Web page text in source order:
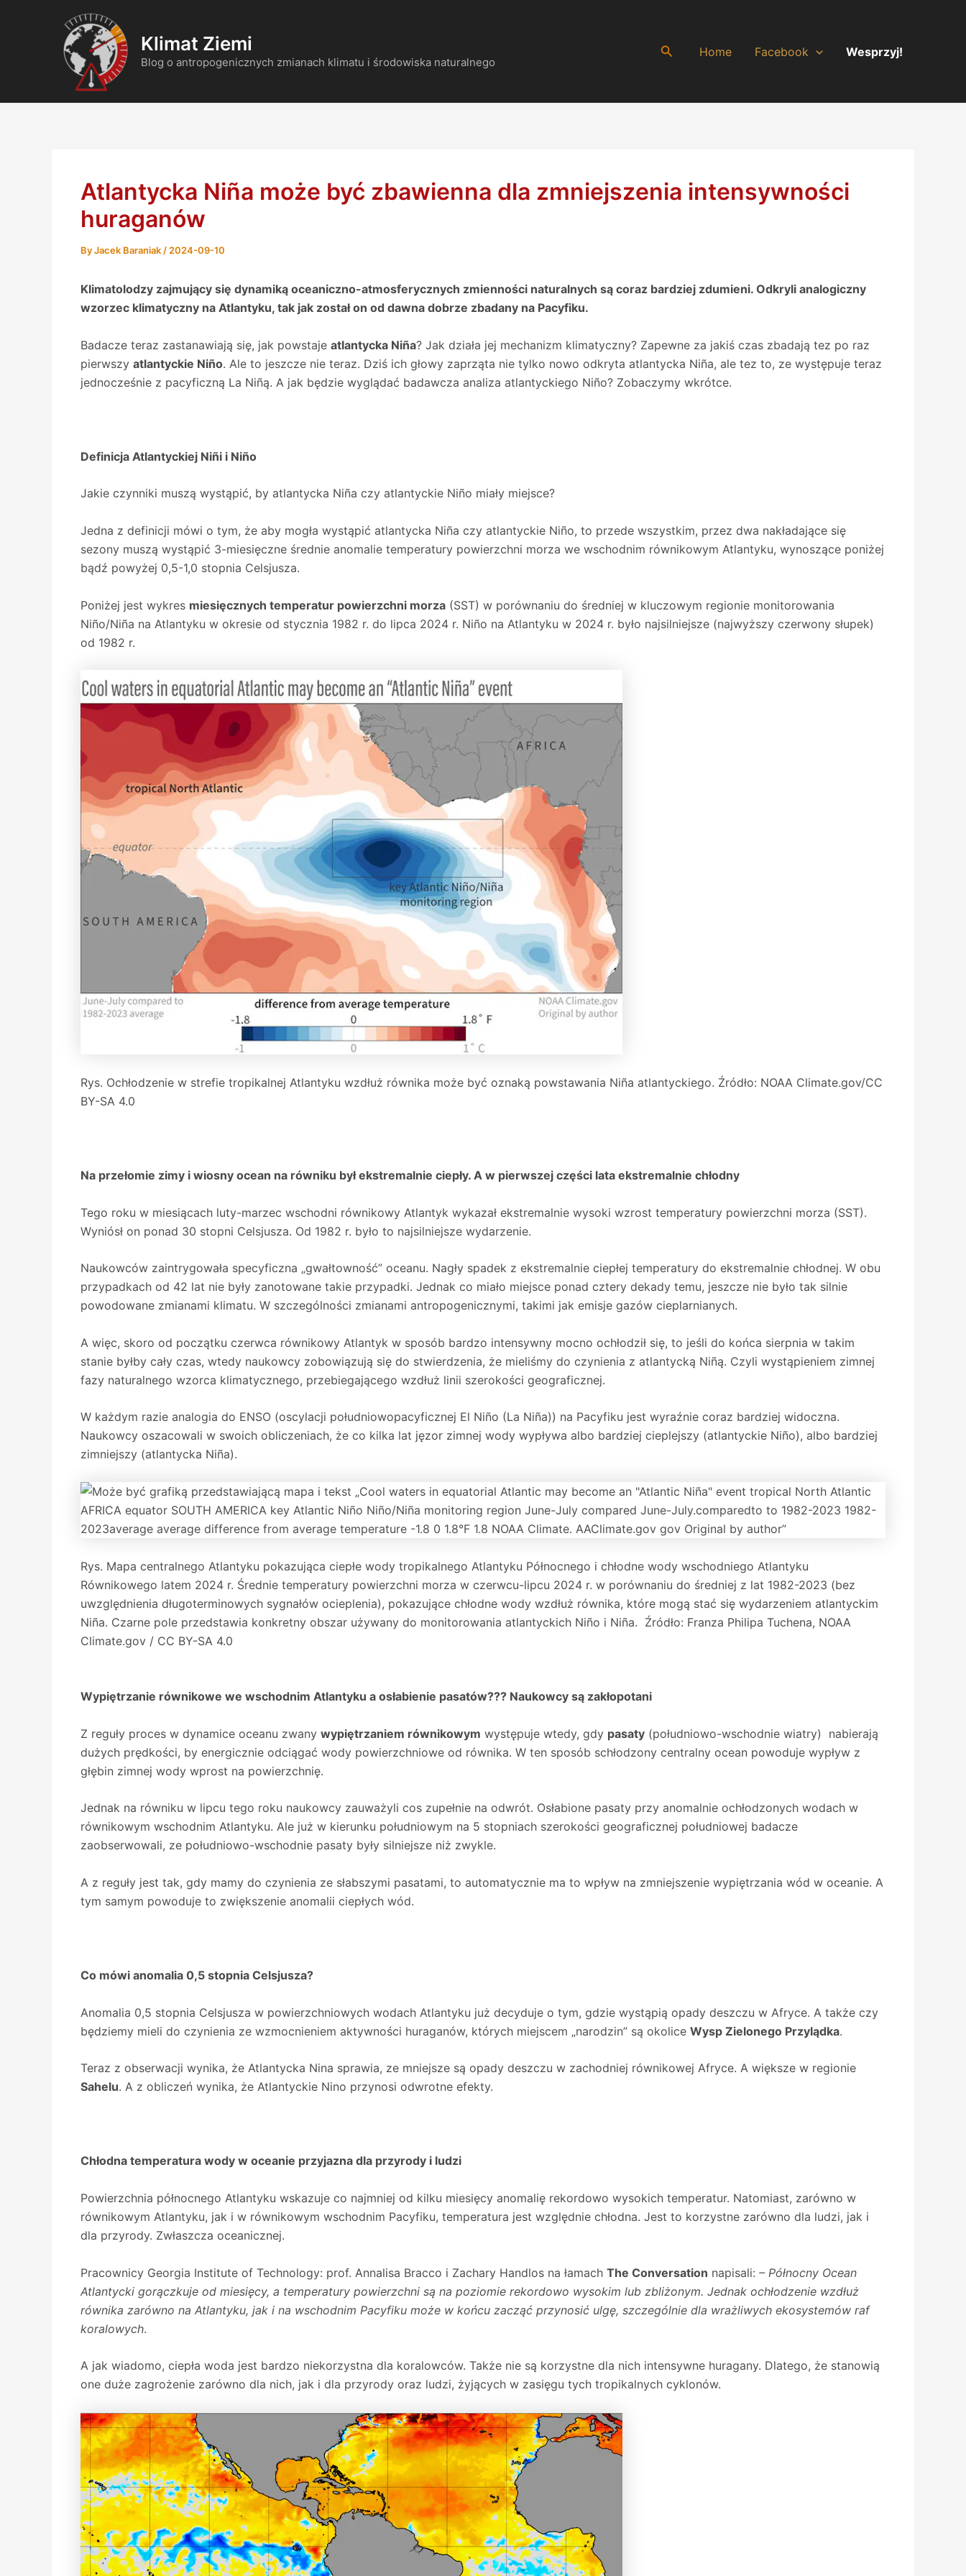
Klimat Ziemi
Blog o antropogenicznych zmianach klimatu i środowiska naturalnego
SearchHome Facebook Wesprzyj!
Atlantycka Niña może być zbawienna dla zmniejszenia intensywności
huraganów
ByJacek Baraniak / 2024-09-10
Klimatolodzy zajmujący się dynamiką oceaniczno-atmosferycznych zmienności naturalnych są coraz bardziej zdumieni. Odkryli analogiczny
wzorzec klimatyczny na Atlantyku, tak jak został on od dawna dobrze zbadany na Pacyfiku.
Badacze teraz zastanawiają się, jak powstaje atlantycka Niña? Jak działa jej mechanizm klimatyczny? Zapewne za jakiś czas zbadają tez po raz
pierwszy atlantyckie Niño. Ale to jeszcze nie teraz. Dziś ich głowy zaprząta nie tylko nowo odkryta atlantycka Niña, ale tez to, ze występuje teraz
jednocześnie z pacyficzną La Niñą. A jak będzie wyglądać badawcza analiza atlantyckiego Niño? Zobaczymy wkrótce.
Definicja Atlantyckiej Niñi i Niño
Jakie czynniki muszą wystąpić, by atlantycka Niña czy atlantyckie Niño miały miejsce?
Jedna z definicji mówi o tym, że aby mogła wystąpić atlantycka Niña czy atlantyckie Niño, to przede wszystkim, przez dwa nakładające się
sezony muszą wystąpić 3-miesięczne średnie anomalie temperatury powierzchni morza we wschodnim równikowym Atlantyku, wynoszące poniżej
bądź powyżej 0,5-1,0 stopnia Celsjusza.
Poniżej jest wykres miesięcznych temperatur powierzchni morza (SST) w porównaniu do średniej w kluczowym regionie monitorowania
Niño/Niña na Atlantyku w okresie od stycznia 1982 r. do lipca 2024 r. Niño na Atlantyku w 2024 r. było najsilniejsze (najwyższy czerwony słupek)
od 1982 r.
Rys. Ochłodzenie w strefie tropikalnej Atlantyku wzdłuż równika może być oznaką powstawania Niña atlantyckiego. Źródło: NOAA Climate.gov/CC
BY-SA 4.0
Na przełomie zimy i wiosny ocean na równiku był ekstremalnie ciepły. A w pierwszej części lata ekstremalnie chłodny
Tego roku w miesiącach luty-marzec wschodni równikowy Atlantyk wykazał ekstremalnie wysoki wzrost temperatury powierzchni morza (SST).
Wyniósł on ponad 30 stopni Celsjusza. Od 1982 r. było to najsilniejsze wydarzenie.
Naukowców zaintrygowała specyficzna „gwałtowność” oceanu. Nagły spadek z ekstremalnie ciepłej temperatury do ekstremalnie chłodnej. W obu
przypadkach od 42 lat nie były zanotowane takie przypadki. Jednak co miało miejsce ponad cztery dekady temu, jeszcze nie było tak silnie
powodowane zmianami klimatu. W szczególności zmianami antropogenicznymi, takimi jak emisje gazów cieplarnianych.
A więc, skoro od początku czerwca równikowy Atlantyk w sposób bardzo intensywny mocno ochłodził się, to jeśli do końca sierpnia w takim
stanie byłby cały czas, wtedy naukowcy zobowiązują się do stwierdzenia, że mieliśmy do czynienia z atlantycką Niñą. Czyli wystąpieniem zimnej
fazy naturalnego wzorca klimatycznego, przebiegającego wzdłuż linii szerokości geograficznej.
W każdym razie analogia do ENSO (oscylacji południowopacyficznej El Niño (La Niña)) na Pacyfiku jest wyraźnie coraz bardziej widoczna.
Naukowcy oszacowali w swoich obliczeniach, że co kilka lat jęzor zimnej wody wypływa albo bardziej cieplejszy (atlantyckie Niño), albo bardziej
zimniejszy (atlantycka Niña).
Rys. Mapa centralnego Atlantyku pokazująca ciepłe wody tropikalnego Atlantyku Północnego i chłodne wody wschodniego Atlantyku
Równikowego latem 2024 r. Średnie temperatury powierzchni morza w czerwcu-lipcu 2024 r. w porównaniu do średniej z lat 1982-2023 (bez
uwzględnienia długoterminowych sygnałów ocieplenia), pokazujące chłodne wody wzdłuż równika, które mogą stać się wydarzeniem atlantyckim
Niña. Czarne pole przedstawia konkretny obszar używany do monitorowania atlantyckich Niño i Niña. Źródło: Franza Philipa Tuchena, NOAA
Climate.gov / CC BY-SA 4.0
Wypiętrzanie równikowe we wschodnim Atlantyku a osłabienie pasatów??? Naukowcy są zakłopotani
Z reguły proces w dynamice oceanu zwany wypiętrzaniem równikowym występuje wtedy, gdy pasaty (południowo-wschodnie wiatry) nabierają
dużych prędkości, by energicznie odciągać wody powierzchniowe od równika. W ten sposób schłodzony centralny ocean powoduje wypływ z
głębin zimnej wody wprost na powierzchnię.
Jednak na równiku w lipcu tego roku naukowcy zauważyli cos zupełnie na odwrót. Osłabione pasaty przy anomalnie ochłodzonych wodach w
równikowym wschodnim Atlantyku. Ale już w kierunku południowym na 5 stopniach szerokości geograficznej południowej badacze
zaobserwowali, ze południowo-wschodnie pasaty były silniejsze niż zwykle.
A z reguły jest tak, gdy mamy do czynienia ze słabszymi pasatami, to automatycznie ma to wpływ na zmniejszenie wypiętrzania wód w oceanie. A
tym samym powoduje to zwiększenie anomalii ciepłych wód.
Co mówi anomalia 0,5 stopnia Celsjusza?
Anomalia 0,5 stopnia Celsjusza w powierzchniowych wodach Atlantyku już decyduje o tym, gdzie wystąpią opady deszczu w Afryce. A także czy
będziemy mieli do czynienia ze wzmocnieniem aktywności huraganów, których miejscem „narodzin” są okolice Wysp Zielonego Przylądka.
Teraz z obserwacji wynika, że Atlantycka Nina sprawia, ze mniejsze są opady deszczu w zachodniej równikowej Afryce. A większe w regionie
Sahelu. A z obliczeń wynika, że Atlantyckie Nino przynosi odwrotne efekty.
Chłodna temperatura wody w oceanie przyjazna dla przyrody i ludzi
Powierzchnia północnego Atlantyku wskazuje co najmniej od kilku miesięcy anomalię rekordowo wysokich temperatur. Natomiast, zarówno w
równikowym Atlantyku, jak i w równikowym wschodnim Pacyfiku, temperatura jest względnie chłodna. Jest to korzystne zarówno dla ludzi, jak i
dla przyrody. Zwłaszcza oceanicznej.
Pracownicy Georgia Institute of Technology: prof. Annalisa Bracco i Zachary Handlos na łamach The Conversation napisali: – Północny Ocean
Atlantycki gorączkuje od miesięcy, a temperatury powierzchni są na poziomie rekordowo wysokim lub zbliżonym. Jednak ochłodzenie wzdłuż
równika zarówno na Atlantyku, jak i na wschodnim Pacyfiku może w końcu zacząć przynosić ulgę, szczególnie dla wrażliwych ekosystemów raf
koralowych.
A jak wiadomo, ciepła woda jest bardzo niekorzystna dla koralowców. Także nie są korzystne dla nich intensywne huragany. Dlatego, że stanowią
one duże zagrożenie zarówno dla nich, jak i dla przyrody oraz ludzi, żyjących w zasięgu tych tropikalnych cyklonów.
navigation